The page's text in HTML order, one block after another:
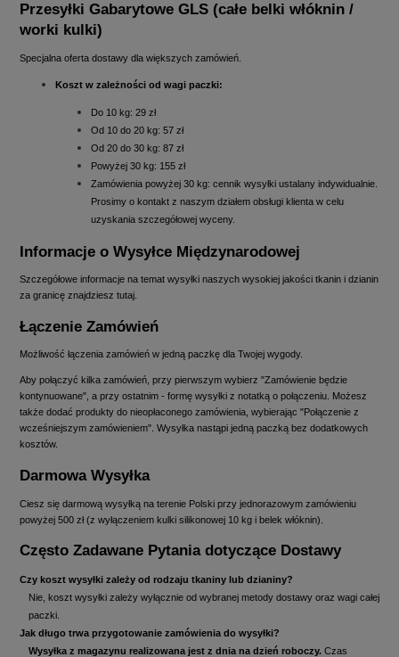
Przesyłki Gabarytowe GLS (całe belki włóknin /
worki kulki)
Specjalna oferta dostawy dla większych zamówień.
Koszt w zależności od wagi paczki:
Do 10 kg: 29 zł
Od 10 do 20 kg: 57 zł
Od 20 do 30 kg: 87 zł
Powyżej 30 kg: 155 zł
Zamówienia powyżej 30 kg: cennik wysyłki ustalany indywidualnie.
Prosimy o kontakt z naszym działem obsługi klienta w celu
uzyskania szczegółowej wyceny.
Informacje o Wysyłce Międzynarodowej
Szczegółowe informacje na temat wysyłki naszych wysokiej jakości tkanin i dzianin
za granicę znajdziesz tutaj
Łączenie Zamówień
Możliwość łączenia zamówień w jedną paczkę dla Twojej wygody.
Aby połączyć kilka zamówień, przy pierwszym wybierz "Zamówienie będzie
kontynuowane", a przy ostatnim - formę wysyłki z notatką o połączeniu. Możesz
także dodać produkty do nieopłaconego zamówienia, wybierając "Połączenie z
wcześniejszym zamówieniem". Wysyłka nastąpi jedną paczką bez dodatkowych
kosztów.
Darmowa Wysyłka
Ciesz się darmową wysyłką na terenie Polski przy jednorazowym zamówieniu
powyżej 500 zł (z wyłączeniem kulki silikonowej 10 kg i belek włóknin).
Często Zadawane Pytania dotyczące Dostawy
Czy koszt wysyłki zależy od rodzaju tkaniny lub dzianiny?
Nie, koszt wysyłki zależy wyłącznie od wybranej metody dostawy oraz wagi całej
paczki.
Jak długo trwa przygotowanie zamówienia do wysyłki?
Wysyłka z magazynu realizowana jest z dnia na dzień roboczy. Czas